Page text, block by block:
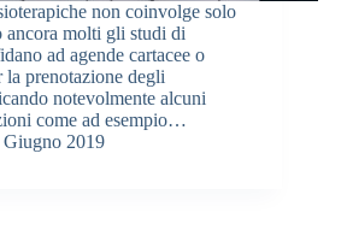
non coinvolge solo
ancora molti gli studi di
ad agende cartacee o
prenotazione degli
notevolmente alcuni
come ad esempio…
Giugno 2019